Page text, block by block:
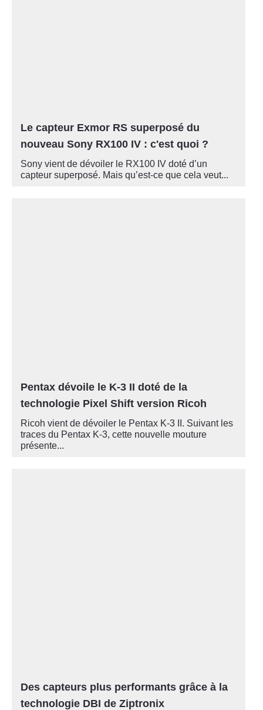
Le capteur Exmor RS superposé du
nouveau Sony RX100 IV : c'est quoi ?
Sony vient de dévoiler le RX100 IV doté d’un
capteur superposé. Mais qu’est-ce que cela veut...
Pentax dévoile le K-3 II doté de la
technologie Pixel Shift version Ricoh
Ricoh vient de dévoiler le Pentax K-3 II. Suivant les
traces du Pentax K-3, cette nouvelle mouture
présente...
Des capteurs plus performants grâce à la
technologie DBI de Ziptronix